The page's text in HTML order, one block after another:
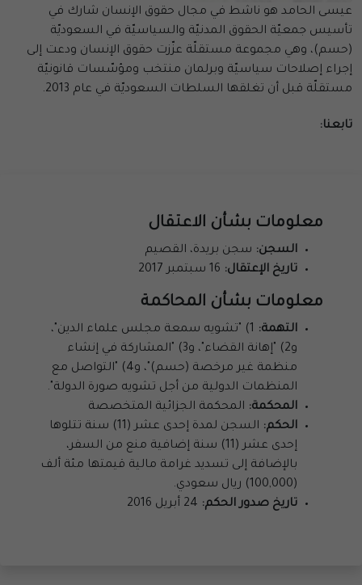
عيسى الحامد هو ناشط في مجال حقوق الإنسان شارك في
تأسيس جمعيّة الحقوق المدنيّة والسياسيّة في السعوديّة
(حسم)، وهي مجموعة مستقلّة عزّزت حقوق الإنسان ودعت إلى
إجراء إصلاحات سياسيّة وبرلمان منتخب ومؤسّسات قانونيّة
مستقلّة قبل أن تغلقها السلطات السعوديّة في عام 2013.
تابعنا:
معلومات بشأن الاعتقال
السجن: سجن بريدة، القصيم
تاريخ الإعتقال:
معلومات بشأن المحاكمة
التهمة:
1) "تشويه سمعة مجلس علماء الدين"،
و2) "إهانة القضاء"، و3) "المشاركة في إنشاء
منظمة غير مرخصة (حسم)"، و4) "التواصل مع
المنظمات الدولية من أجل تشويه صورة الدولة".
المحكمة: المحكمة الجزائية المتخصصة
الحكم:
السجن لمدة إحدى عشر (11) سنة تتلوها
إحدى عشر (11) سنة إضافية منع من السفر،
بالإضافة إلى تسديد غرامة مالية قيمتها مئة ألف
(100,000) ريال سعودي.
تاريخ صدور الحكم: